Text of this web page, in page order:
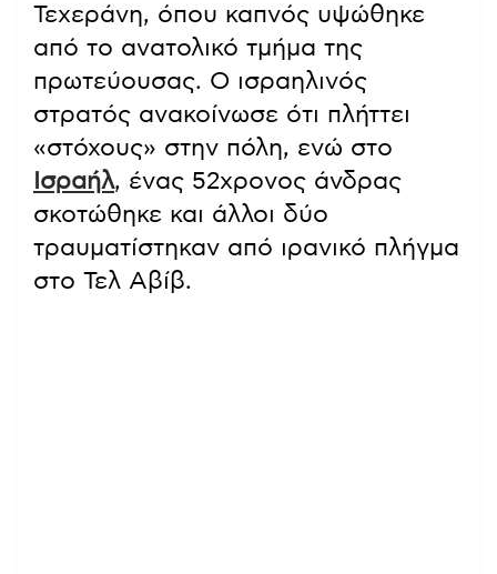
Τεχεράνη, όπου καπνός υψώθηκε
από το ανατολικό τμήμα της
πρωτεύουσας. Ο ισραηλινός
στρατός ανακοίνωσε ότι πλήττει
«στόχους» στην πόλη, ενώ στο
Ισραήλ, ένας 52χρονος άνδρας
σκοτώθηκε και άλλοι δύο
τραυματίστηκαν από ιρανικό πλήγμα
στο Τελ Αβίβ.